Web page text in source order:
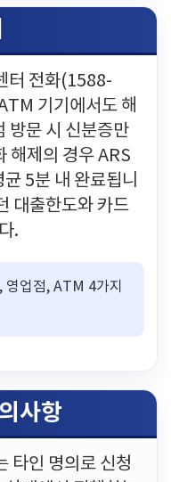
터 전화(1588-
기기에서도 해
방문 시 신분증만
해제의 경우 ARS
5분 내 완료됩니
대출한도와 카드
.
업점, ATM 4가지
사항
타인 명의로 신청